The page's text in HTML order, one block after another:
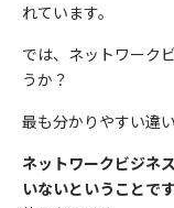
れています。
では、ネットワーク
うか？
最も分かりやすい違い
ネットワークビジネ
いないということです